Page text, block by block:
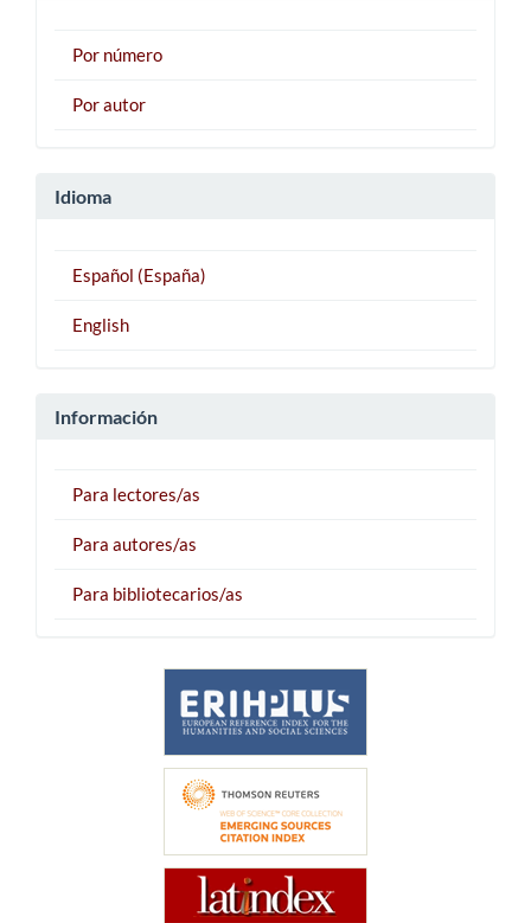
Por número
Por autor
Idioma
Español (España)
English
Información
Para lectores/as
Para autores/as
Para bibliotecarios/as